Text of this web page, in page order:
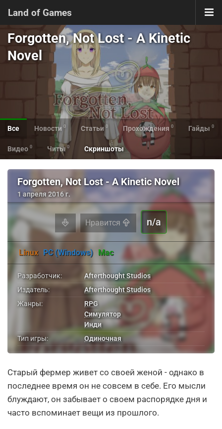
Land of Games
Forgotten, Not Lost - A Kinetic
Novel
Все Новости 0 Статьи 0 Прохождения 0 Гайды 0
Видео 0 Читы 0 Скриншоты
Forgotten, Not Lost - A Kinetic Novel
1 апреля 2016 г.
Нравится n/a
Linux PC (Windows) Mac
Разработчик:
Afterthought Studios
Издатель:
Afterthought Studios
Жанры:
RPG
Симулятор
Инди
Тип игры:
Одиночная
Старый фермер живет со своей женой - однако в
последнее время он не совсем в себе. Его мысли
блуждают, он забывает о своем распорядке дня и
часто вспоминает вещи из прошлого.